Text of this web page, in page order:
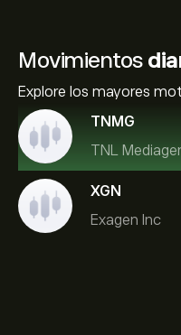
Movimientos
Explore los mayores
TNMG
TNL
XGN
Exagen Inc